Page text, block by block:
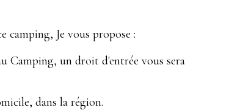
camping, Je vous propose :
Camping, un droit d'entrée vous sera
dans la région.